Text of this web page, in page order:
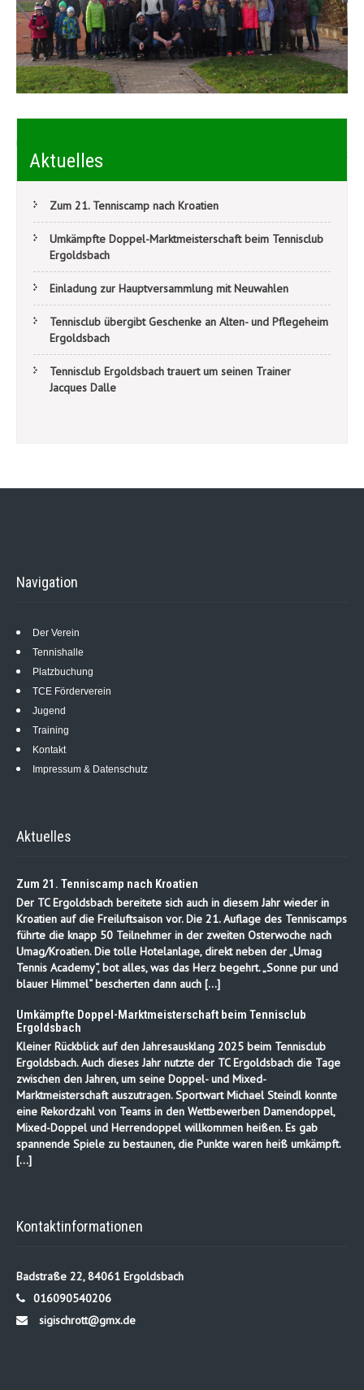
mit Herz“
Silvester
Aktuelles
Zum 21. Tenniscamp nach Kroatien
Umkämpfte Doppel-Marktmeisterschaft beim Tennisclub
Ergoldsbach
Einladung zur Hauptversammlung mit Neuwahlen
Tennisclub übergibt Geschenke an Alten- und Pflegeheim
Ergoldsbach
Tennisclub Ergoldsbach trauert um seinen Trainer
Jacques Dalle
Navigation
Der Verein
Tennishalle
Platzbuchung
TCE Förderverein
Jugend
Training
Kontakt
Impressum & Datenschutz
Aktuelles
Zum 21. Tenniscamp nach Kroatien
Der TC Ergoldsbach bereitete sich auch in diesem Jahr wieder in
Kroatien auf die Freiluftsaison vor. Die 21. Auflage des Tenniscamps
führte die knapp 50 Teilnehmer in der zweiten Osterwoche nach
Umag/Kroatien. Die tolle Hotelanlage, direkt neben der „Umag
Tennis Academy“, bot alles, was das Herz begehrt. „Sonne pur und
blauer Himmel“ bescherten dann auch […]
Umkämpfte Doppel-Marktmeisterschaft beim Tennisclub
Ergoldsbach
Kleiner Rückblick auf den Jahresausklang 2025 beim Tennisclub
Ergoldsbach. Auch dieses Jahr nutzte der TC Ergoldsbach die Tage
zwischen den Jahren, um seine Doppel- und Mixed-
Marktmeisterschaft auszutragen. Sportwart Michael Steindl konnte
eine Rekordzahl von Teams in den Wettbewerben Damendoppel,
Mixed-Doppel und Herrendoppel willkommen heißen. Es gab
spannende Spiele zu bestaunen, die Punkte waren heiß umkämpft.
[…]
Kontaktinformationen
Badstraße 22, 84061 Ergoldsbach
016090540206
sigischrott@gmx.de